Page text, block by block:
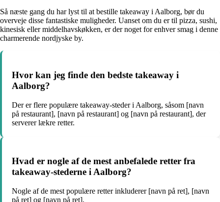
Så næste gang du har lyst til at bestille takeaway i Aalborg, bør du
overveje disse fantastiske muligheder. Uanset om du er til pizza, sushi,
kinesisk eller middelhavskøkken, er der noget for enhver smag i denne
charmerende nordjyske by.
Hvor kan jeg finde den bedste takeaway i
Aalborg?
Der er flere populære takeaway-steder i Aalborg, såsom [navn
på restaurant], [navn på restaurant] og [navn på restaurant], der
serverer lækre retter.
Hvad er nogle af de mest anbefalede retter fra
takeaway-stederne i Aalborg?
Nogle af de mest populære retter inkluderer [navn på ret], [navn
på ret] og [navn på ret].